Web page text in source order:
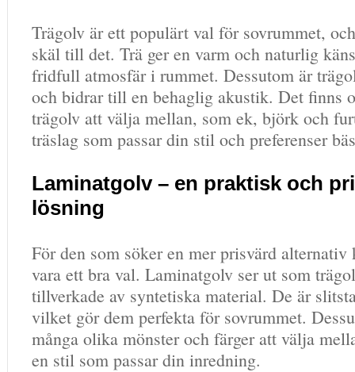
Trägolv är ett populärt val för sovrummet,
skäl till det. Trä ger en varm och naturlig
fridfull atmosfär i rummet. Dessutom är
och bidrar till en behaglig akustik. Det finns
trägolv att välja mellan, som ek, björk och
träslag som passar din stil och preferenser
Laminatgolv – en praktisk och
lösning
För den som söker en mer prisvärd
vara ett bra val. Laminatgolv ser ut som
tillverkade av syntetiska material. De är
vilket gör dem perfekta för sovrummet.
många olika mönster och färger att välja
en stil som passar din inredning.